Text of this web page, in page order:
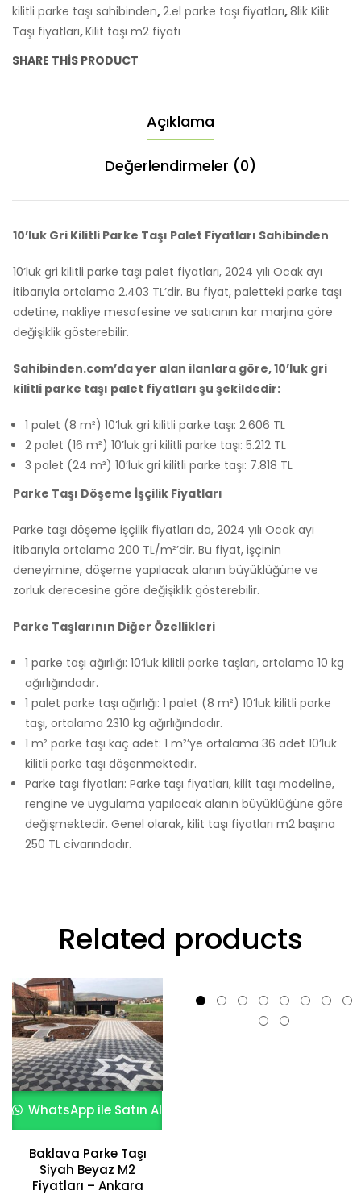
adet
kilitli parke taşı sahibinden,2.el parke taşı fiyatları,8lik Kilit
Taşı fiyatları,Kilit taşı m2 fiyatı
SHARE THIS PRODUCT
Açıklama
Değerlendirmeler (0)
10’luk Gri Kilitli Parke Taşı Palet Fiyatları Sahibinden
10’luk gri kilitli parke taşı palet fiyatları, 2024 yılı Ocak ayı
itibarıyla ortalama 2.403 TL’dir. Bu fiyat, paletteki parke taşı
adetine, nakliye mesafesine ve satıcının kar marjına göre
değişiklik gösterebilir.
Sahibinden.com’da yer alan ilanlara göre, 10’luk gri
kilitli parke taşı palet fiyatları şu şekildedir:
1 palet (8 m²) 10’luk gri kilitli parke taşı: 2.606 TL
2 palet (16 m²) 10’luk gri kilitli parke taşı: 5.212 TL
3 palet (24 m²) 10’luk gri kilitli parke taşı: 7.818 TL
Parke Taşı Döşeme İşçilik Fiyatları
Parke taşı döşeme işçilik fiyatları da, 2024 yılı Ocak ayı
itibarıyla ortalama 200 TL/m²’dir. Bu fiyat, işçinin
deneyimine, döşeme yapılacak alanın büyüklüğüne ve
zorluk derecesine göre değişiklik gösterebilir.
Parke Taşlarının Diğer Özellikleri
1 parke taşı ağırlığı: 10’luk kilitli parke taşları, ortalama 10 kg
ağırlığındadır.
1 palet parke taşı ağırlığı: 1 palet (8 m²) 10’luk kilitli parke
taşı, ortalama 2310 kg ağırlığındadır.
1 m² parke taşı kaç adet: 1 m²’ye ortalama 36 adet 10’luk
kilitli parke taşı döşenmektedir.
Parke taşı fiyatları: Parke taşı fiyatları, kilit taşı modeline,
rengine ve uygulama yapılacak alanın büyüklüğüne göre
değişmektedir. Genel olarak, kilit taşı fiyatları m2 başına
250 TL civarındadır.
Related products
WhatsApp ile Satın Al
Baklava Parke Taşı
Siyah Beyaz M2
Fiyatları – Ankara